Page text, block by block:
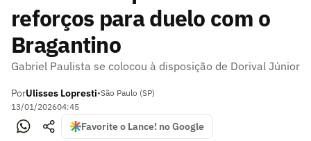
reforços para duelo com o
Bragantino
Gabriel Paulista se colocou à disposição de Dorival Júnior
PorUlisses Lopresti•São Paulo (SP)
13/01/202604:45
Favorite o Lance! no Google